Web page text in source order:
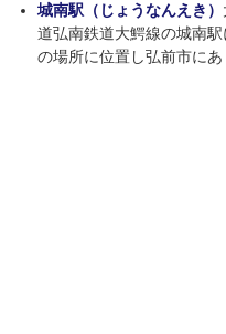
城南駅（じょうなんえき）
道弘南鉄道大鰐線の城南
の場所に位置し弘前市にあ